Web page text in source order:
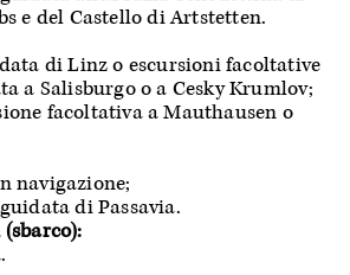
e del Castello di Artstetten.
di Linz o escursioni facoltative
a Salisburgo o a Cesky Krumlov;
facoltativa a Mauthausen o
navigazione;
di Passavia.